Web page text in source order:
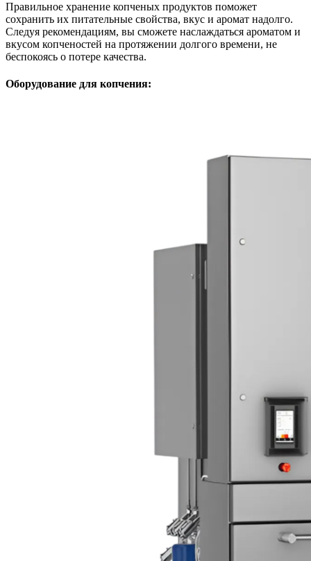
Правильное хранение копченых продуктов поможет
сохранить их питательные свойства, вкус и аромат надолго.
Следуя рекомендациям, вы сможете наслаждаться ароматом и
вкусом копченостей на протяжении долгого времени, не
беспокоясь о потере качества.
Оборудование для копчения: